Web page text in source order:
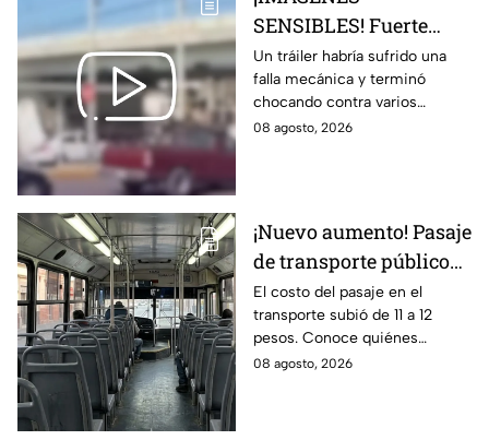
SENSIBLES! Fuerte
choque de tráiler deja
una brut4l carambola
en Aguascalientes
Un tráiler habría sufrido una
falla mecánica y terminó
chocando contra varios
vehículos.
08 agosto, 2026
¡Nuevo aumento! Pasaje
de transporte público
sube a 12 pesos: Conoce
las excepciones
El costo del pasaje en el
transporte subió de 11 a 12
pesos. Conoce quiénes
contarán con tarifa
08 agosto, 2026